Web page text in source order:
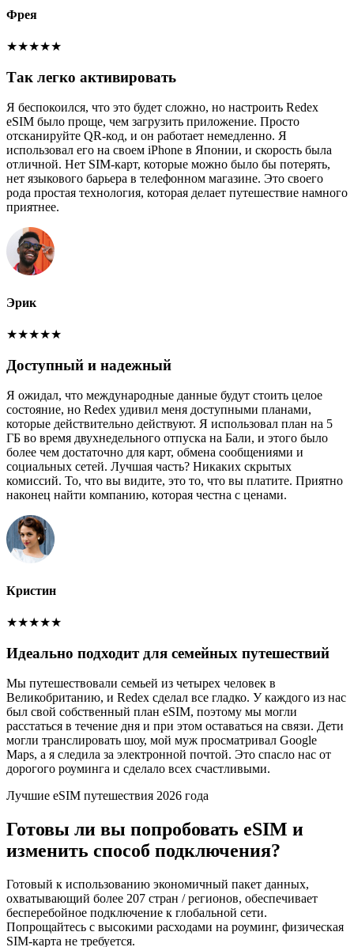
Фрея
★★★★★
Так легко активировать
Я беспокоился, что это будет сложно, но настроить Redex
eSIM было проще, чем загрузить приложение. Просто
отсканируйте QR-код, и он работает немедленно. Я
использовал его на своем iPhone в Японии, и скорость была
отличной. Нет SIM-карт, которые можно было бы потерять,
нет языкового барьера в телефонном магазине. Это своего
рода простая технология, которая делает путешествие намного
приятнее.
Эрик
★★★★★
Доступный и надежный
Я ожидал, что международные данные будут стоить целое
состояние, но Redex удивил меня доступными планами,
которые действительно действуют. Я использовал план на 5
ГБ во время двухнедельного отпуска на Бали, и этого было
более чем достаточно для карт, обмена сообщениями и
социальных сетей. Лучшая часть? Никаких скрытых
комиссий. То, что вы видите, это то, что вы платите. Приятно
наконец найти компанию, которая честна с ценами.
Кристин
★★★★★
Идеально подходит для семейных путешествий
Мы путешествовали семьей из четырех человек в
Великобританию, и Redex сделал все гладко. У каждого из нас
был свой собственный план eSIM, поэтому мы могли
расстаться в течение дня и при этом оставаться на связи. Дети
могли транслировать шоу, мой муж просматривал Google
Maps, а я следила за электронной почтой. Это спасло нас от
дорогого роуминга и сделало всех счастливыми.
Лучшие eSIM путешествия 2026 года
Готовы ли вы попробовать eSIM и
изменить способ подключения?
Готовый к использованию экономичный пакет данных,
охватывающий более 207 стран / регионов, обеспечивает
бесперебойное подключение к глобальной сети.
Попрощайтесь с высокими расходами на роуминг, физическая
SIM-карта не требуется.